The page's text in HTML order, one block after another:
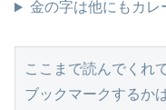
金の字は他にもカレ
ここまで読んでくれ
ブックマークするか